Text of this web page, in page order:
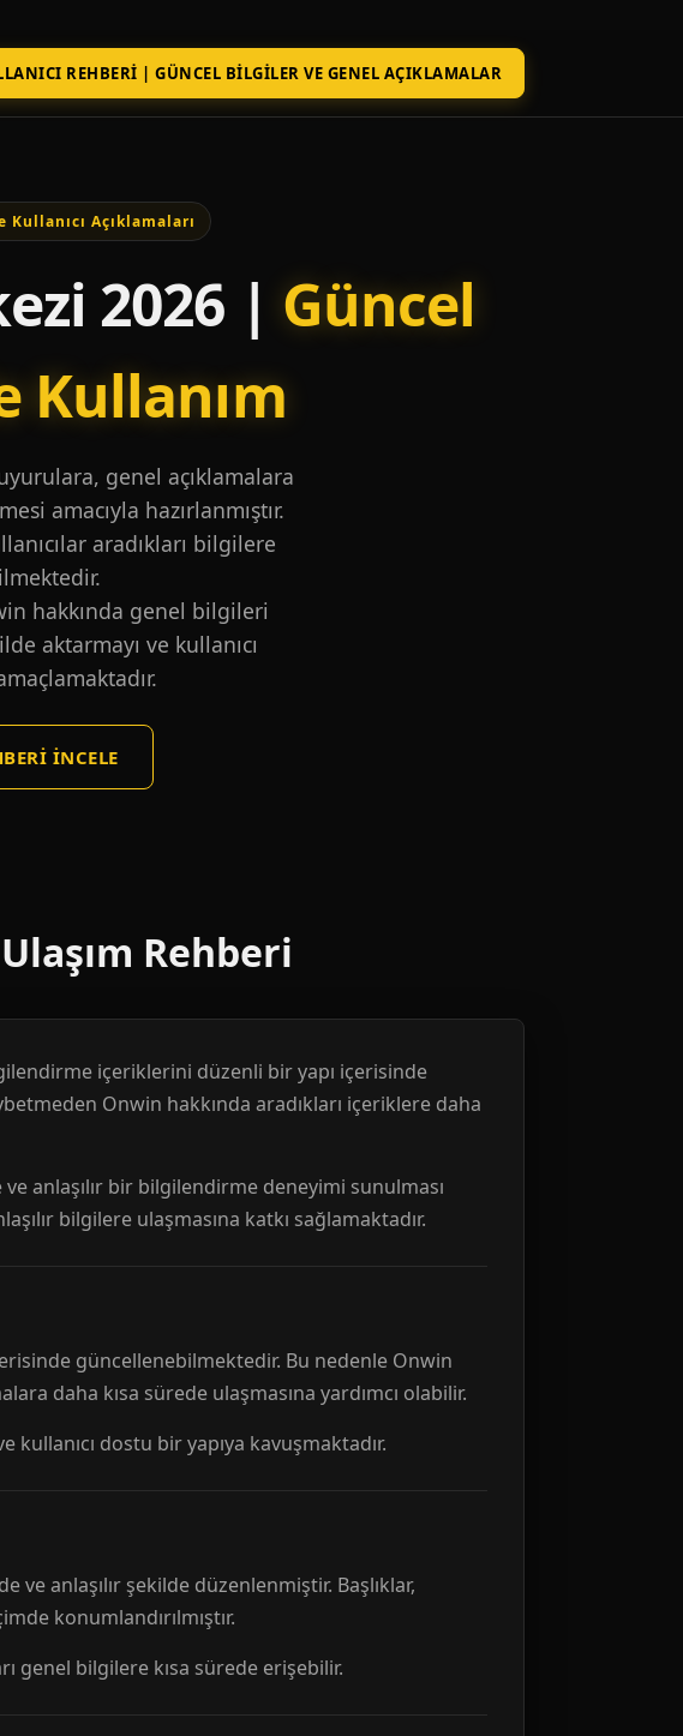
REHBERI | GÜNCEL BILGILER VE GENEL AÇIKLAMALAR
Açıklamaları
2026 | Güncel
Kullanım
genel açıklamalara
amacıyla hazırlanmıştır.
aradıkları bilgilere
hakkında genel bilgileri
aktarmayı ve kullanıcı
İNCELE
Rehberi
içeriklerini düzenli bir yapı içerisinde
Onwin hakkında aradıkları içeriklere daha
anlaşılır bir bilgilendirme deneyimi sunulması
bilgilere ulaşmasına katkı sağlamaktadır.
güncellenebilmektedir. Bu nedenle Onwin
daha kısa sürede ulaşmasına yardımcı olabilir.
dostu bir yapıya kavuşmaktadır.
ve anlaşılır şekilde düzenlenmiştir. Başlıklar,
konumlandırılmıştır.
genel bilgilere kısa sürede erişebilir.